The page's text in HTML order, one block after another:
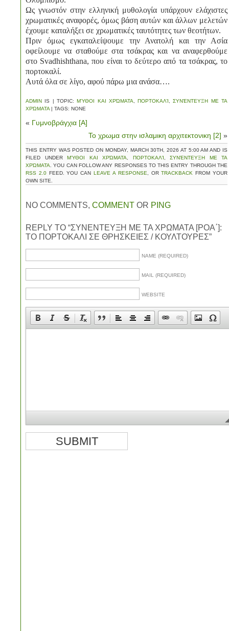
Ως γνωστόν στην ελληνική μυθολογία υπάρχουν ελάχιστες
χρωματικές αναφορές, όμως βάση αυτών και άλλων μελετών
έχουμε καταλήξει σε χρωματικές ταυτότητες των θεοτήτων.
Πριν όμως εγκαταλείψουμε την Ανατολή και την Ασία
οφείλουμε να σταθούμε στα τσάκρας και να αναφερθούμε
στο Svadhishthana, που είναι το δεύτερο από τα τσάκρας, το
πορτοκαλί.
Αυτά όλα σε λίγο, αφού πάρω μια ανάσα….
ADMIN IS | TOPIC:ΜΎΘΟΙ ΚΑΙ ΧΡΏΜΑΤΑ ,ΠΟΡΤΟΚΑΛΊ ,ΣΥΝΈΝΤΕΥΞΗ ΜΕ ΤΑ
ΧΡΏΜΑΤΑ | TAGS: NONE
« Γυμνοβράγχια [Α]
Το χρωμα στην ισλαμικη αρχιτεκτονικη [2] »
THIS ENTRY WAS POSTED ON MONDAY, MARCH 30TH, 2026 AT 5:00 AM AND IS
FILED UNDER ΜΎΘΟΙ ΚΑΙ ΧΡΏΜΑΤΑ ΠΟΡΤΟΚΑΛΊ
ΣΥΝΈΝΤΕΥΞΗ ΜΕ ΤΑ
ΧΡΏΜΑΤΑ . YOU CAN FOLLOW ANY RESPONSES TO THIS ENTRY THROUGH THE
RSS 2.0FEED. YOU CANLEAVE A RESPONSE , ORTRACKBACK FROM YOUR
OWN SITE.
NO COMMENTS, COMMENT OR PING
REPLY TO “ΣΥΝΕΝΤΕΥΞΗ ΜΕ ΤΑ ΧΡΩΜΑΤΑ [ΡΟΑ΄]:
ΤΟ ΠΟΡΤΟΚΑΛΙ ΣΕ ΘΡΗΣΚΕΙΕΣ / ΚΟΥΛΤΟΥΡΕΣ”
NAME (REQUIRED)
MAIL (REQUIRED)
WEBSITE